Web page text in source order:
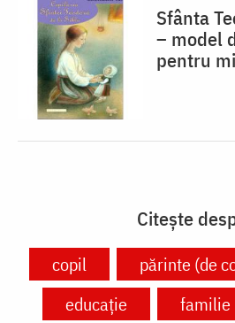
Sfânta
– model
pentru
Citește
copil părinte (de
educație
familie